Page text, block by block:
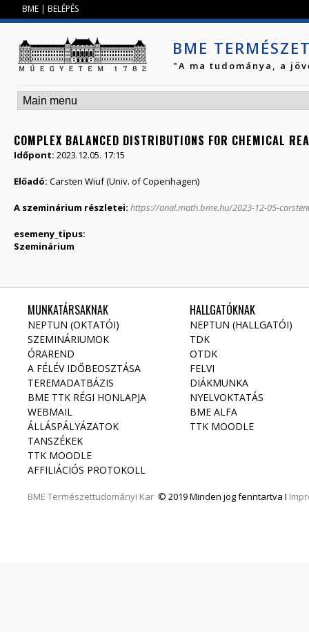
BME | BELÉPÉS
BME
"A ma tudománya, a
COMPLEX BALANCED DISTRIBUTIONS FOR CHEMICAL
Időpont: 2023.12.05. 17:15
Előadó: Carsten Wiuf (Univ. of Copenhagen)
A szeminárium részletei: https://anal.math.bme.hu/2023-12-05-
esemeny_tipus:
Szeminárium
MUNKATÁRSAKNAK
NEPTUN (OKTATÓI)
SZEMINÁRIUMOK
ÓRAREND
A FÉLÉV IDŐBEOSZTÁSA
TEREMADATBÁZIS
BME TTK RÉGI HONLAPJA
WEBMAIL
ÁLLÁSPÁLYÁZATOK
TANSZÉKEK
TTK MOODLE
AFFILIÁCIÓS PROTOKOLL
BME Természettudományi Kar © 2019 Minden jog fenntartva I
HALLGATÓKNAK
NEPTUN (HALLGATÓI)
TDK
OTDK
FELVI
DIÁKMUNKA
NYELVOKTATÁS
BME ALFA
TTK MOODLE